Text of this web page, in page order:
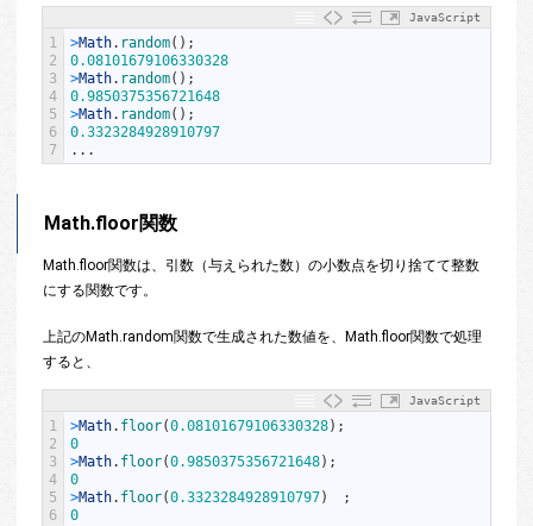
JavaScript
1
2
3
4
5
6
7
>Math. random( ) ;
0.08101679106330328
>Math. random( ) ;
0.9850375356721648
>Math. random( ) ;
0.3323284928910797
. . .
Math.floor関数
Math.floor関数は、引数（与えられた数）の小数点を切り捨てて整数
にする関数です。
上記のMath.random関数で生成された数値を、Math.floor関数で処理
すると、
JavaScript
1
2
3
4
5
6
>Math. floor(0.08101679106330328) ;
0
>Math. floor(0.9850375356721648) ;
0
>Math. floor(0.3323284928910797)
;
0